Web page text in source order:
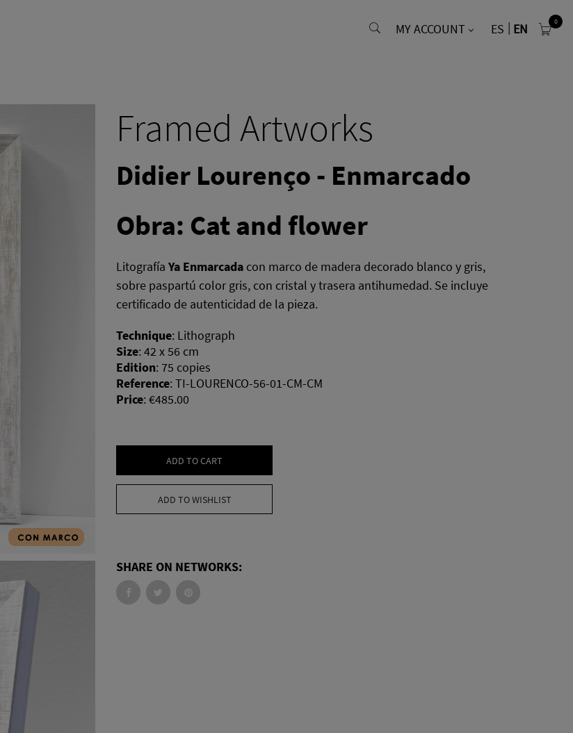
MY ACCOUNT ES EN 0
Framed Artworks
Didier Lourenço - Enmarcado
Obra: Cat and flower
Litografía Ya Enmarcada con marco de madera decorado blanco y gris,
sobre paspartú color gris, con cristal y trasera antihumedad. Se incluye
certificado de autenticidad de la pieza.
Technique: Lithograph
Size: 42 x 56 cm
Edition: 75 copies
Reference: TI-LOURENCO-56-01-CM-CM
Price: €485.00
ADD TO CART
ADD TO WISHLIST
SHARE ON NETWORKS: